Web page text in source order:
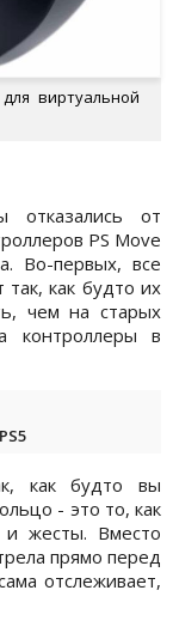
виртуальной
отказались от
PS Move
Во-первых, все
так, как будто их
чем на старых
контроллеры в
как будто вы
- это то, как
и жесты. Вместо
прямо перед
отслеживает,